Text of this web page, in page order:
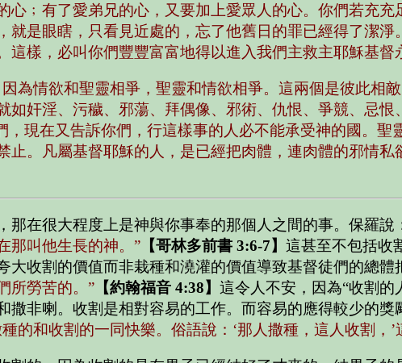
﹔有了愛弟兄的心，又要加上愛眾人的心。你們若充
是眼瞎，只看見近處的，忘了他舊日的罪已經得了潔
樣，必叫你們豐豐富富地得以進入我們主救主耶穌基督
為情欲和聖靈相爭，聖靈和情欲相爭。這兩個是彼此相
奸淫、污穢、邪蕩、拜偶像、邪術、仇恨、爭競、忌
現在又告訴你們，行這樣事的人必不能承受神的國。聖
。凡屬基督耶穌的人，是已經把肉體，連肉體的邪情
在很大程度上是神與你事奉的那個人之間的事。保羅說
那叫他生長的神。” 【哥林多前書 3:6-7】 這甚至不包括收
收割的價值而非栽種和澆灌的價值導致基督徒們的總體
所勞苦的。” 【約翰福音 4:38】 這令人不安，因為“收割
非喇。收割是相對容易的工作。而容易的應得較少的
的和收割的一同快樂。俗語說：‘那人撒種，這人收割，’